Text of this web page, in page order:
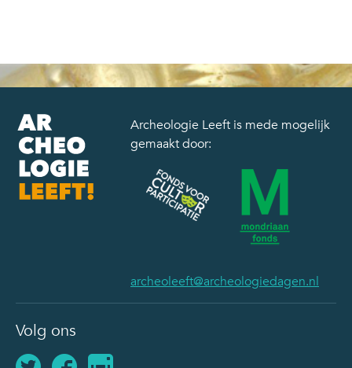
Archeologie Leeft is mede mogelijk
gemaakt door:
archeoleeft@archeologiedagen.nl
Volg ons